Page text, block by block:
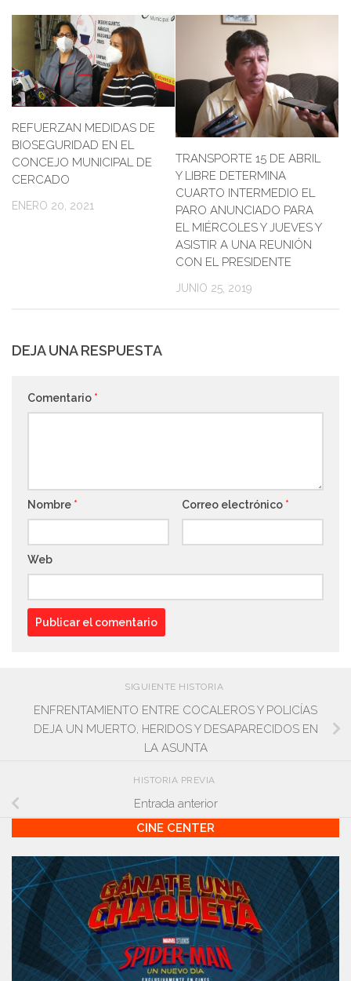
REFUERZAN MEDIDAS DE
BIOSEGURIDAD EN EL
CONCEJO MUNICIPAL DE
CERCADO
ENERO 20, 2021
TRANSPORTE 15 DE ABRIL
Y LIBRE DETERMINA
CUARTO INTERMEDIO EL
PARO ANUNCIADO PARA
EL MIÉRCOLES Y JUEVES Y
ASISTIR A UNA REUNIÓN
CON EL PRESIDENTE
JUNIO 25, 2019
DEJA UNA RESPUESTA
Comentario *
Nombre * Correo electrónico *
Web
SIGUIENTE HISTORIA
ENFRENTAMIENTO ENTRE COCALEROS Y POLICÍAS
DEJA UN MUERTO, HERIDOS Y DESAPARECIDOS EN
LA ASUNTA
HISTORIA PREVIA
Entrada anterior
CINE CENTER